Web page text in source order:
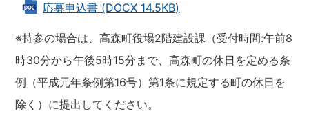
応募申込書 (DOCX 14.5KB)
※持参の場合は、高森町役場2階建設課（受付時間:午前8
時30分から午後5時15分まで、高森町の休日を定める条
例（平成元年条例第16号）第1条に規定する町の休日を
除く）に提出してください。